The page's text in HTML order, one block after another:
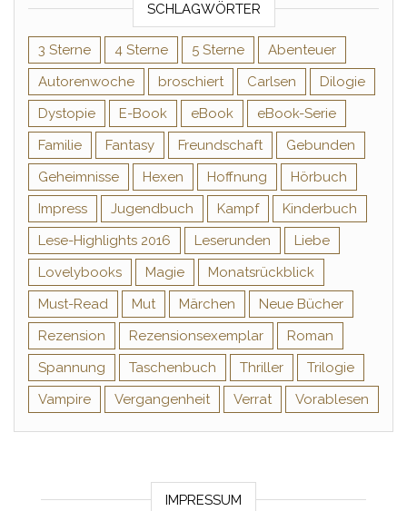
SCHLAGWÖRTER
3 Sterne 4 Sterne 5 Sterne
Abenteuer
Autorenwoche
broschiert Carlsen
Dilogie
Dystopie
E-Book eBook
eBook-Serie
Familie
Fantasy Freundschaft
Gebunden
Geheimnisse
Hexen Hoffnung
Hörbuch
Impress
Jugendbuch Kampf
Kinderbuch
Lese-Highlights 2016
Leserunden
Liebe
Lovelybooks
Magie
Monatsrückblick
Must-Read
Mut Märchen
Neue Bücher
Rezension
Rezensionsexemplar
Roman
Spannung
Taschenbuch Thriller
Trilogie
Vampire
Vergangenheit Verrat Vorablesen
IMPRESSUM